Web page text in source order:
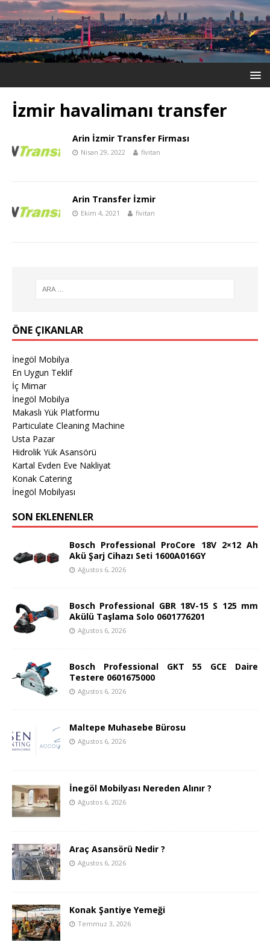
İzmir havalimanı transfer
Arin İzmir Transfer Firması
Nisan 29, 2022 fivitan
Arin Transfer İzmir
Ekim 4, 2021 fivitan
ÖNE ÇIKANLAR
İnegöl Mobilya
En Uygun Teklif
İç Mimar
İnegöl Mobilya
Makaslı Yük Platformu
Particulate Cleaning Machine
Usta Pazar
Hidrolik Yük Asansörü
Kartal Evden Eve Nakliyat
Konak Catering
İnegöl Mobilyası
SON EKLENENLER
Bosch Professional ProCore 18V 2×12 Ah
Akü Şarj Cihazı Seti 1600A016GY
Ağustos 6, 2026
Bosch Professional GBR 18V-15 S 125 mm
Akülü Taşlama Solo 0601776201
Ağustos 6, 2026
Bosch Professional GKT 55 GCE Daire
Testere 0601675000
Ağustos 6, 2026
Maltepe Muhasebe Bürosu
Ağustos 6, 2026
İnegöl Mobilyası Nereden Alınır ?
Ağustos 6, 2026
Araç Asansörü Nedir ?
Ağustos 6, 2026
Konak Şantiye Yemeği
Temmuz 3, 2026